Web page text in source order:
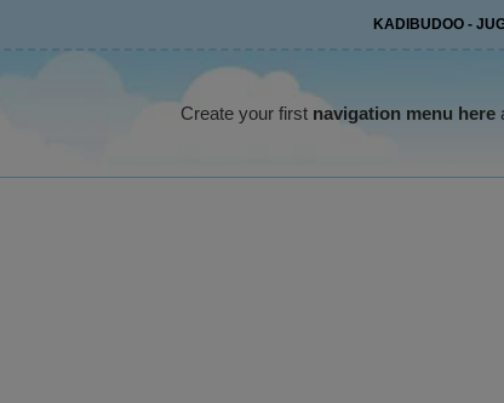
KADIBUDOO -
Create your first navigation menu here